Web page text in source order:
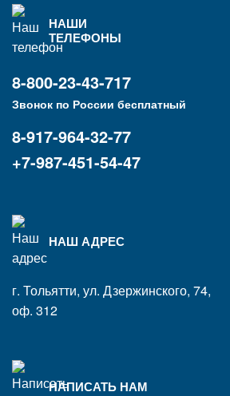
НАШИ
ТЕЛЕФОНЫ
8-800-23-43-717
Звонок по России бесплатный
8-917-964-32-77
+7-987-451-54-47
НАШ АДРЕС
г. Тольятти, ул. Дзержинского, 74,
оф. 312
НАПИСАТЬ НАМ